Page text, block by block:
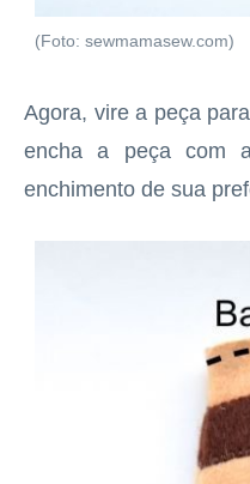
(Foto: sewmamasew.com)
Agora, vire a peça
encha a peça com
enchimento de sua